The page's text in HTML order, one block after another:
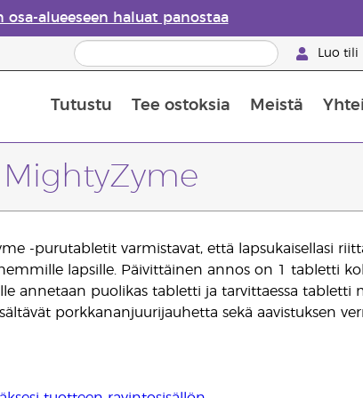
alueeseen haluat panostaa
Luo tili
Tutustu Tee ostoksia Meistä
MightyZyme
-purutabletit varmistavat, että lapsukaisellasi
lapsille. Päivittäinen annos on 1 tabletti
annetaan puolikas tabletti ja tarvittaessa tabletti
porkkananjuurijauhetta sekä aavistuksen